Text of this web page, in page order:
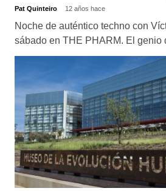
Pat Quinteiro 12 años hace
Noche de auténtico techno con
sábado en THE PHARM. El